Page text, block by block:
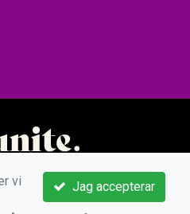
Jag accepterar
vi